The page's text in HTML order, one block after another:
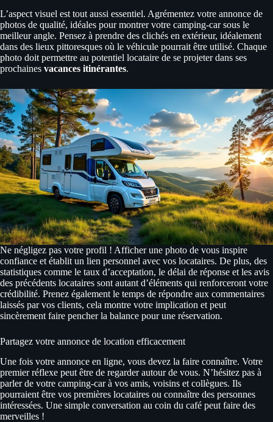
L’aspect visuel est tout aussi essentiel. Agrémentez votre annonce de
photos de qualité, idéales pour montrer votre camping-car sous le
meilleur angle. Pensez à prendre des clichés en extérieur, idéalement
dans des lieux pittoresques où le véhicule pourrait être utilisé. Chaque
photo doit permettre au potentiel locataire de se projeter dans ses
prochaines vacances itinérantes.
Ne négligez pas votre profil ! Afficher une photo de vous inspire
confiance et établit un lien personnel avec vos locataires. De plus, des
statistiques comme le taux d’acceptation, le délai de réponse et les avis
des précédents locataires sont autant d’éléments qui renforceront votre
crédibilité. Prenez également le temps de répondre aux commentaires
laissés par vos clients, cela montre votre implication et peut
sincèrement faire pencher la balance pour une réservation.
Partagez votre annonce de location efficacement
Une fois votre annonce en ligne, vous devez la faire connaître. Votre
premier réflexe peut être de regarder autour de vous. N’hésitez pas à
parler de votre camping-car à vos amis, voisins et collègues. Ils
pourraient être vos premières locataires ou connaître des personnes
intéressées. Une simple conversation au coin du café peut faire des
merveilles !